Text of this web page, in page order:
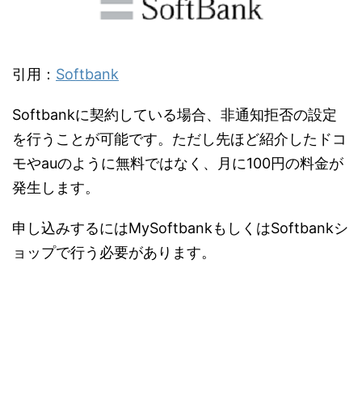
引用： Softbank
Softbankに契約している場合、非通知拒否の設定
を行うことが可能です。ただし先ほど紹介したドコ
モやauのように無料ではなく、月に100円の料金が
発生します。
申し込みするにはMySoftbankもしくはSoftbankシ
ョップで行う必要があります。